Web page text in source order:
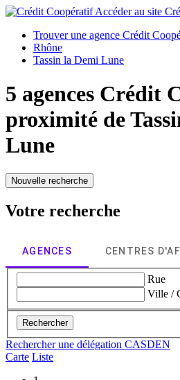
Accéder au site
Trouver une agence Crédit
Rhône
Tassin la Demi Lune
5 agences Crédit
proximité de
Lune
Nouvelle recherche
Votre recherche
AGENCES CENTRES
Rue
Ville /
Rechercher
Rechercher une délégation CASDEN
Carte Liste